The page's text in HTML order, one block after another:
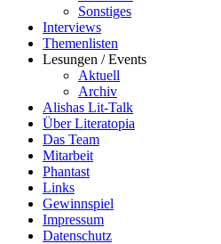
Sonstiges
Interviews
Themenlisten
Lesungen / Events
Aktuell
Archiv
Alishas Lit-Talk
Über Literatopia
Das Team
Mitarbeit
Phantast
Links
Gewinnspiel
Impressum
Datenschutz